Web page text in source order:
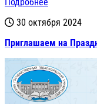
30 октября 2024
Приглашаем на